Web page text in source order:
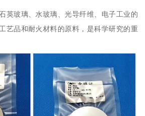
英玻璃、水玻璃、光导纤维、电子工业的
艺品和耐火材料的原料，是科学研究的重